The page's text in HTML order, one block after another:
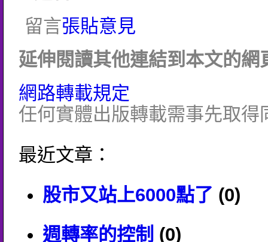
留言張貼意見
延伸閱讀其他連結到本文的網
網路轉載規定
任何實體出版轉載需事先取得
最近文章：
股市又站上6000點了 (0)
週轉率的控制 (0)